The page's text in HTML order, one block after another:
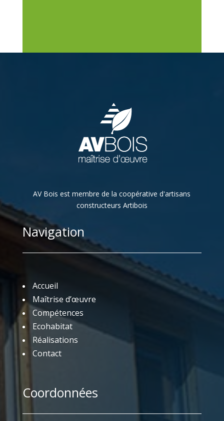
AV Bois est membre de la coopérative d'artisans
constructeurs Artibois
Navigation
Accueil
Maîtrise d’œuvre
Compétences
Ecohabitat
Réalisations
Contact
Coordonnées